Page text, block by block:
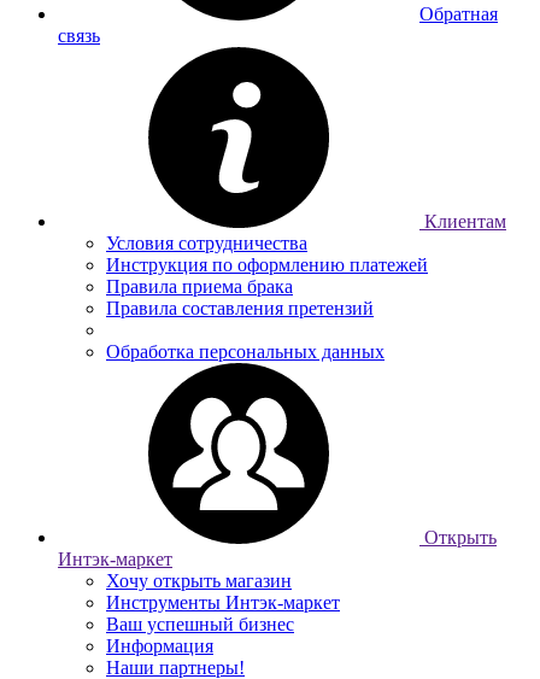
Обратная
связь
Клиентам
Условия сотрудничества
Инструкция по оформлению платежей
Правила приема брака
Правила составления претензий
Обработка персональных данных
Открыть
Интэк-маркет
Хочу открыть магазин
Инструменты Интэк-маркет
Ваш успешный бизнес
Информация
Наши партнеры!